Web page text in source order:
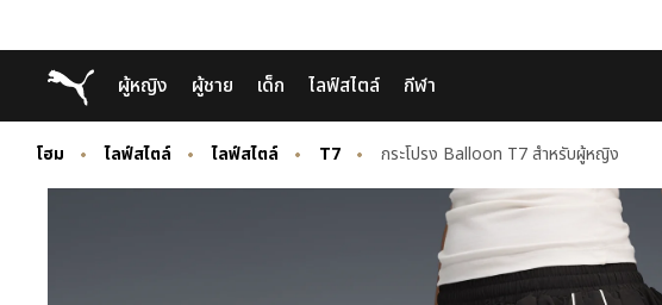
to
Main
content
to
Footer
Content
Puma โฮม
ผู้หญิง ผู้ชาย เด็ก ไลฟ์สไตล์ กีฬา
โฮม ไลฟ์สไตล์ ไลฟ์สไตล์ T7 กระโปรง Balloon T7 สำหรับผู้หญิง